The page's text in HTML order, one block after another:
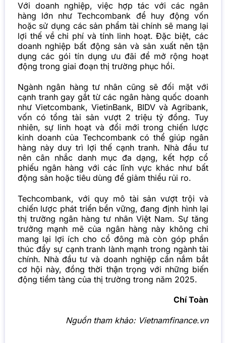
Với doanh nghiệp, việc hợp tác với các ngân
hàng lớn như Techcombank để huy động vốn
hoặc sử dụng các sản phẩm tài chính sẽ mang lại
lợi thế về chi phí và tính linh hoạt. Đặc biệt, các
doanh nghiệp bất động sản và sản xuất nên tận
dụng các gói tín dụng ưu đãi để mở rộng hoạt
động trong giai đoạn thị trường phục hồi.
Ngành ngân hàng tư nhân cũng sẽ đối mặt với
cạnh tranh gay gắt từ các ngân hàng quốc doanh
như Vietcombank, VietinBank, BIDV và Agribank,
vốn có tổng tài sản vượt 2 triệu tỷ đồng. Tuy
nhiên, sự linh hoạt và đổi mới trong chiến lược
kinh doanh của Techcombank có thể giúp ngân
hàng này duy trì lợi thế cạnh tranh. Nhà đầu tư
nên cân nhắc danh mục đa dạng, kết hợp cổ
phiếu ngân hàng với các lĩnh vực khác như bất
động sản hoặc tiêu dùng để giảm thiểu rủi ro.
Techcombank, với quy mô tài sản vượt trội và
chiến lược phát triển bền vững, đang định hình lại
thị trường ngân hàng tư nhân Việt Nam. Sự tăng
trưởng mạnh mẽ của ngân hàng này không chỉ
mang lại lợi ích cho cổ đông mà còn góp phần
thúc đẩy sự cạnh tranh lành mạnh trong ngành tài
chính. Nhà đầu tư và doanh nghiệp cần nắm bắt
cơ hội này, đồng thời thận trọng với những biến
động tiềm tàng của thị trường trong năm 2025.
Chí Toàn
Nguồn tham khảo: Vietnamfinance.vn